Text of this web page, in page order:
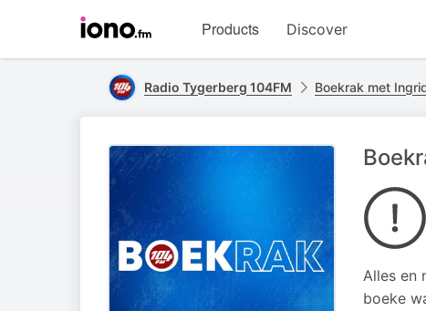
homepage
Products Discover
Radio Tygerberg 104FM Boekrak met
Alles en
boeke